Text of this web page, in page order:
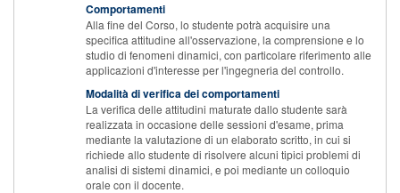
Comportamenti
Alla fine del Corso, lo studente potrà acquisire una
specifica attitudine all'osservazione, la comprensione e lo
studio di fenomeni dinamici, con particolare riferimento alle
applicazioni d'interesse per l'ingegneria del controllo.
Modalità di verifica dei comportamenti
La verifica delle attitudini maturate dallo studente sarà
realizzata in occasione delle sessioni d'esame, prima
mediante la valutazione di un elaborato scritto, in cui si
richiede allo studente di risolvere alcuni tipici problemi di
analisi di sistemi dinamici, e poi mediante un colloquio
orale con il docente.